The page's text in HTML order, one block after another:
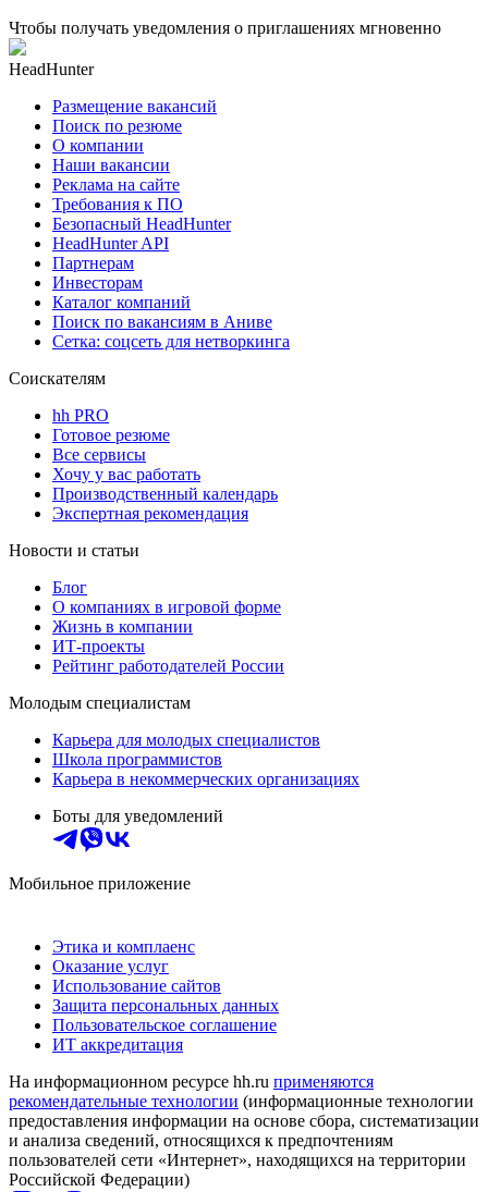
Чтобы получать уведомления о приглашениях мгновенно
HeadHunter
Размещение вакансий
Поиск по резюме
О компании
Наши вакансии
Реклама на сайте
Требования к ПО
Безопасный HeadHunter
HeadHunter API
Партнерам
Инвесторам
Каталог компаний
Поиск по вакансиям в Аниве
Сетка: соцсеть для нетворкинга
Соискателям
hh PRO
Готовое резюме
Все сервисы
Хочу у вас работать
Производственный календарь
Экспертная рекомендация
Новости и статьи
Блог
О компаниях в игровой форме
Жизнь в компании
ИТ-проекты
Рейтинг работодателей России
Молодым специалистам
Карьера для молодых специалистов
Школа программистов
Карьера в некоммерческих организациях
Боты для уведомлений
Мобильное приложение
Этика и комплаенс
Оказание услуг
Использование сайтов
Защита персональных данных
Пользовательское соглашение
ИТ аккредитация
На информационном ресурсе hh.ru применяются
рекомендательные технологии (информационные технологии
предоставления информации на основе сбора, систематизации
и анализа сведений, относящихся к предпочтениям
пользователей сети «Интернет», находящихся на территории
Российской Федерации)